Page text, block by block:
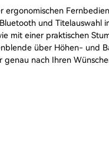
ergonomischen
und Titelauswahl
mit einer praktischen
über Höhen- und
genau nach Ihren